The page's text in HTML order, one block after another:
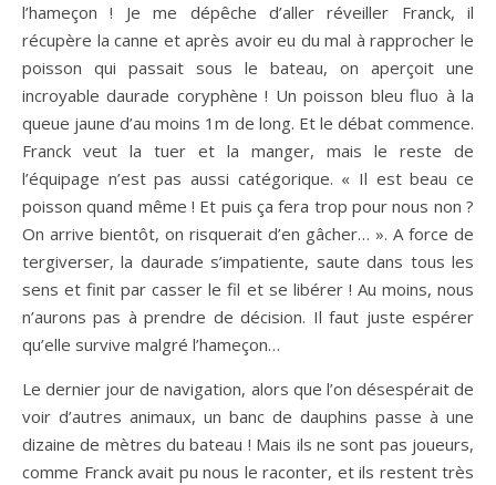
l’hameçon ! Je me dépêche d’aller réveiller Franck, il
récupère la canne et après avoir eu du mal à rapprocher le
poisson qui passait sous le bateau, on aperçoit une
incroyable daurade coryphène ! Un poisson bleu fluo à la
queue jaune d’au moins 1m de long. Et le débat commence.
Franck veut la tuer et la manger, mais le reste de
l’équipage n’est pas aussi catégorique. « Il est beau ce
poisson quand même ! Et puis ça fera trop pour nous non ?
On arrive bientôt, on risquerait d’en gâcher… ». A force de
tergiverser, la daurade s’impatiente, saute dans tous les
sens et finit par casser le fil et se libérer ! Au moins, nous
n’aurons pas à prendre de décision. Il faut juste espérer
qu’elle survive malgré l’hameçon…
Le dernier jour de navigation, alors que l’on désespérait de
voir d’autres animaux, un banc de dauphins passe à une
dizaine de mètres du bateau ! Mais ils ne sont pas joueurs,
comme Franck avait pu nous le raconter, et ils restent très